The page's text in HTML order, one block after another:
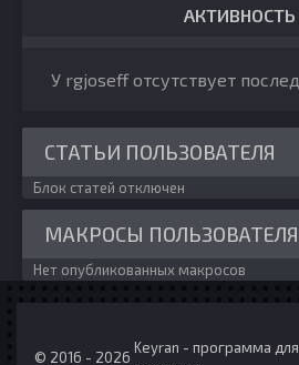
АКТИВНОСТЬ
У rgjoseff отсутствует
СТАТЬИ ПОЛЬЗОВАТЕЛЯ
Блок статей отключен
МАКРОСЫ ПОЛЬЗОВАТЕЛЯ
Нет опубликованных макросов
© 2016 - 2026
Keyran - программа для